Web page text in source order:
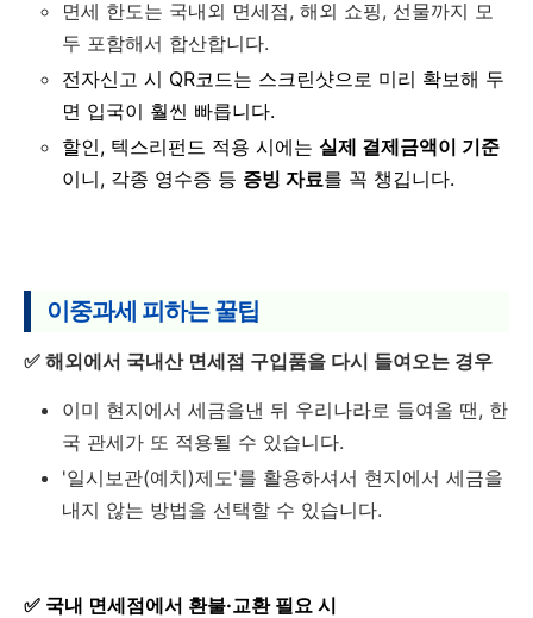
면세 한도는 국내외 면세점, 해외 쇼핑, 선물까지 모
두 포함해서 합산합니다.
전자신고 시 QR코드는 스크린샷으로 미리 확보해 두
면 입국이 훨씬 빠릅니다.
할인, 텍스리펀드 적용 시에는 실제 결제금액이 기준
이니, 각종 영수증 등 증빙 자료를 꼭 챙깁니다.
이중과세 피하는 꿀팁
✅ 해외에서 국내산 면세점 구입품을 다시 들여오는 경우
이미 현지에서 세금을낸 뒤 우리나라로 들여올 땐, 한
국 관세가 또 적용될 수 있습니다.
'일시보관(예치)제도'를 활용하셔서 현지에서 세금을
내지 않는 방법을 선택할 수 있습니다.
✅ 국내 면세점에서 환불·교환 필요 시